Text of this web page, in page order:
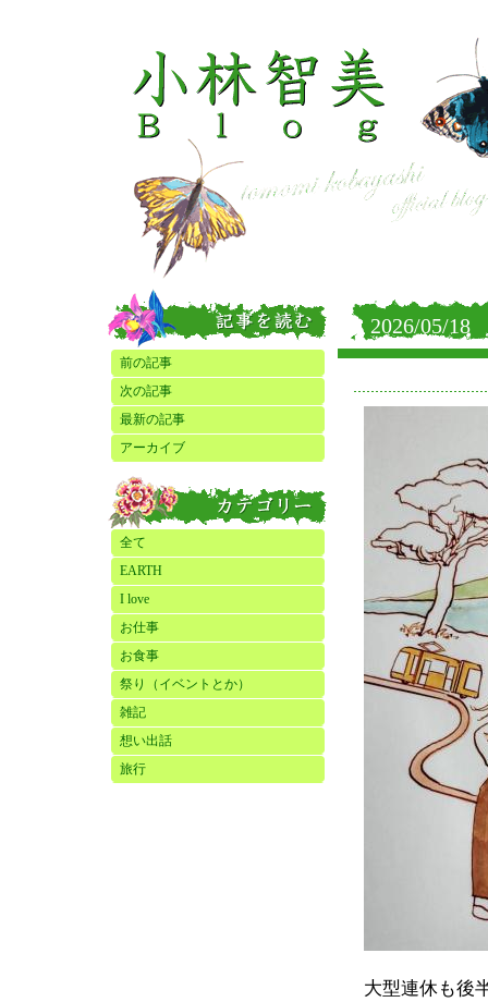
前の記事
次の記事
最新の記事
アーカイブ
全て
EARTH
I love
お仕事
お食事
祭り（イベントとか）
雑記
想い出話
旅行
2026/05/18
大型連休も後